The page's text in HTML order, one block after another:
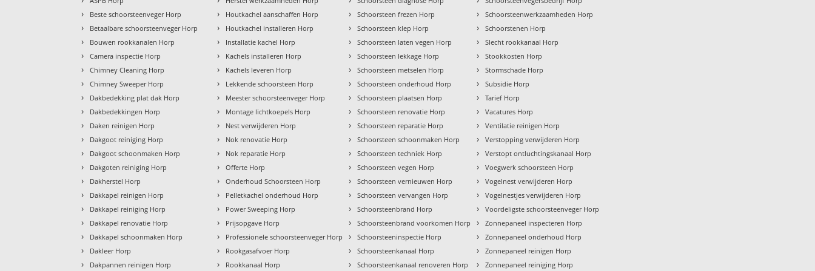
› Beste schoorsteenveger Horp
› Betaalbare schoorsteenveger Horp
› Bouwen rookkanalen Horp
› Camera inspectie Horp
› Chimney Cleaning Horp
› Chimney Sweeper Horp
› Dakbedekking plat dak Horp
› Dakbedekkingen Horp
› Daken reinigen Horp
› Dakgoot reiniging Horp
› Dakgoot schoonmaken Horp
› Dakgoten reiniging Horp
› Dakherstel Horp
› Dakkapel reinigen Horp
› Dakkapel reiniging Horp
› Dakkapel renovatie Horp
› Dakkapel schoonmaken Horp
› Dakleer Horp
› Dakpannen reinigen Horp
› Houtkachel aanschaffen Horp
› Houtkachel installeren Horp
› Installatie kachel Horp
› Kachels installeren Horp
› Kachels leveren Horp
› Lekkende schoorsteen Horp
› Meester schoorsteenveger Horp
› Montage lichtkoepels Horp
› Nest verwijderen Horp
› Nok renovatie Horp
› Nok reparatie Horp
› Offerte Horp
› Onderhoud Schoorsteen Horp
› Pelletkachel onderhoud Horp
› Power Sweeping Horp
› Prijsopgave Horp
› Professionele schoorsteenveger Horp
› Rookgasafvoer Horp
› Rookkanaal Horp
› Schoorsteen frezen Horp
› Schoorsteen klep Horp
› Schoorsteen laten vegen Horp
› Schoorsteen lekkage Horp
› Schoorsteen metselen Horp
› Schoorsteen onderhoud Horp
› Schoorsteen plaatsen Horp
› Schoorsteen renovatie Horp
› Schoorsteen reparatie Horp
› Schoorsteen schoonmaken Horp
› Schoorsteen techniek Horp
› Schoorsteen vegen Horp
› Schoorsteen vernieuwen Horp
› Schoorsteen vervangen Horp
› Schoorsteenbrand Horp
› Schoorsteenbrand voorkomen Horp
› Schoorsteeninspectie Horp
› Schoorsteenkanaal Horp
› Schoorsteenkanaal renoveren Horp
› Schoorsteenwerkzaamheden Horp
› Schoorstenen Horp
› Slecht rookkanaal Horp
› Stookkosten Horp
› Stormschade Horp
› Subsidie Horp
› Tarief Horp
› Vacatures Horp
› Ventilatie reinigen Horp
› Verstopping verwijderen Horp
› Verstopt ontluchtingskanaal Horp
› Voegwerk schoorsteen Horp
› Vogelnest verwijderen Horp
› Vogelnestjes verwijderen Horp
› Voordeligste schoorsteenveger Horp
› Zonnepaneel inspecteren Horp
› Zonnepaneel onderhoud Horp
› Zonnepaneel reinigen Horp
› Zonnepaneel reiniging Horp